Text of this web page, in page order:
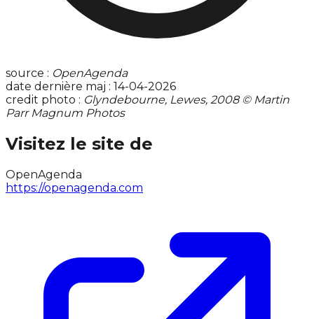
source : OpenAgenda
date dernière maj : 14-04-2026
credit photo : Glyndebourne, Lewes, 2008 © Martin
Parr Magnum Photos
Visitez le site de
OpenAgenda
https://openagenda.com